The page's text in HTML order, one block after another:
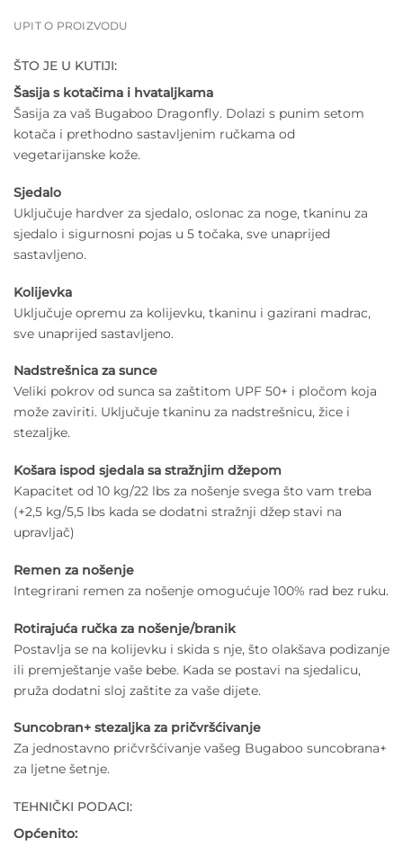
UPIT O PROIZVODU
ŠTO JE U KUTIJI:
Šasija s kotačima i hvataljkama
Šasija za vaš Bugaboo Dragonfly. Dolazi s punim setom
kotača i prethodno sastavljenim ručkama od
vegetarijanske kože.
Sjedalo
Uključuje hardver za sjedalo, oslonac za noge, tkaninu za
sjedalo i sigurnosni pojas u 5 točaka, sve unaprijed
sastavljeno.
Kolijevka
Uključuje opremu za kolijevku, tkaninu i gazirani madrac,
sve unaprijed sastavljeno.
Nadstrešnica za sunce
Veliki pokrov od sunca sa zaštitom UPF 50+ i pločom koja
može zaviriti. Uključuje tkaninu za nadstrešnicu, žice i
stezaljke.
Košara ispod sjedala sa stražnjim džepom
Kapacitet od 10 kg/22 lbs za nošenje svega što vam treba
(+2,5 kg/5,5 lbs kada se dodatni stražnji džep stavi na
upravljač)
Remen za nošenje
Integrirani remen za nošenje omogućuje 100% rad bez ruku.
Rotirajuća ručka za nošenje/branik
Postavlja se na kolijevku i skida s nje, što olakšava podizanje
ili premještanje vaše bebe. Kada se postavi na sjedalicu,
pruža dodatni sloj zaštite za vaše dijete.
Suncobran+ stezaljka za pričvršćivanje
Za jednostavno pričvršćivanje vašeg Bugaboo suncobrana+
za ljetne šetnje.
TEHNIČKI PODACI:
Općenito: